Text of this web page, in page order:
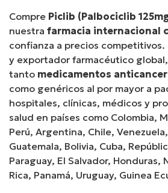
Compre Piclib (Palbociclib
nuestra farmacia internacional
confianza a precios competitivos.
y exportador farmacéutico
tanto medicamentos
como genéricos al por mayor a
hospitales, clínicas, médicos y
salud en países como Colombia,
Perú, Argentina, Chile,
Guatemala, Bolivia, Cuba,
Paraguay, El Salvador, Honduras,
Rica, Panamá, Uruguay, Guinea